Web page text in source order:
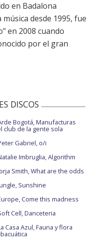
en Badalona
música desde 1995, fue
en 2008 cuando
por el gran
DISCOS
Bogotá, Manufacturas
club de la gente sola
Gabriel, o/i
Imbruglia, Algorithm
Smith, What are the odds
Sunshine
Come this madness
Cell, Danceteria
Casa Azul, Fauna y flora